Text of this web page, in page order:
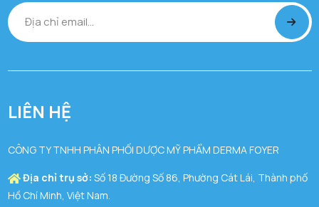
LIÊN HỆ
CÔNG TY TNHH PHÂN PHỐI DƯỢC MỸ PHẨM DERMA FOYER
Địa chỉ trụ sở: Số 18 Đường Số 86, Phường Cát Lái, Thành phố
Hồ Chí Minh, Việt Nam.